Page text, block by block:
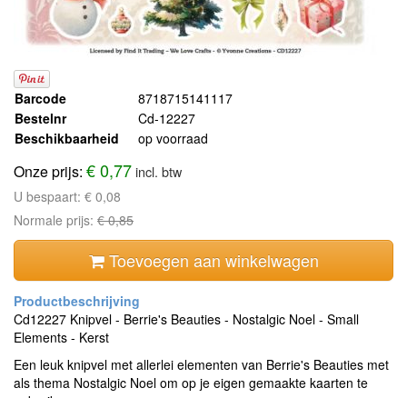
Barcode
8718715141117
Bestelnr
Cd-12227
Beschikbaarheid
op voorraad
Onze prijs: € 0,77incl. btw
U bespaart: € 0,08
Normale prijs: € 0,85
Toevoegen aan winkelwagen
Cd12227 Knipvel - Berrie's Beauties - Nostalgic Noel - Small
Elements - Kerst
Een leuk knipvel met allerlei elementen van Berrie's Beauties met
als thema Nostalgic Noel om op je eigen gemaakte kaarten te